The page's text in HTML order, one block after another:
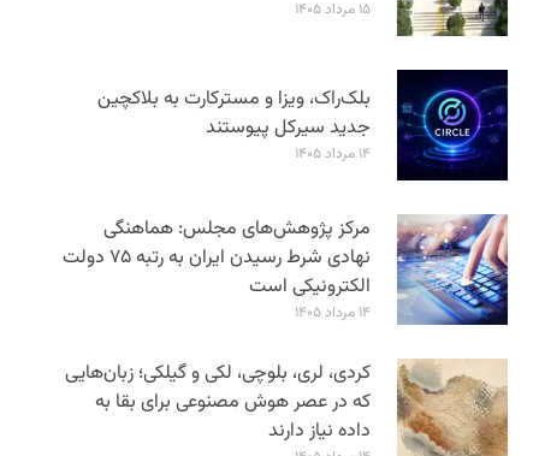
۱۵ مرداد ۱۴۰۵
بلک‌راک، ویزا و مسترکارت به بلاکچین
جدید سیرکل پیوستند
۱۴ مرداد ۱۴۰۵
مرکز پژوهش‌های مجلس: هماهنگی
نهادی شرط رسیدن ایران به رتبه ۷۵ دولت
الکترونیکی است
۱۴ مرداد ۱۴۰۵
کردی، لری، بلوچی، لکی و گیلکی؛ زبان‌هایی
که در عصر هوش مصنوعی برای بقا به
داده نیاز دارند